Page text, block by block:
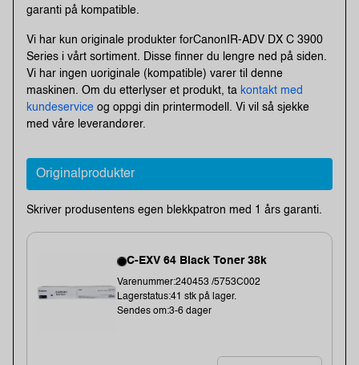
garanti på kompatible.
Vi har kun originale produkter forCanonIR-ADV DX C 3900
Series i vårt sortiment. Disse finner du lengre ned på siden.
Vi har ingen uoriginale (kompatible) varer til denne
maskinen. Om du etterlyser et produkt, ta kontakt med
kundeservice og oppgi din printermodell. Vi vil så sjekke
med våre leverandører.
Originalprodukter
Skriver produsentens egen blekkpatron med 1 års garanti.
C-EXV 64 Black Toner 38k
Varenummer:240453 /5753C002
Lagerstatus:41 stk på lager.
Sendes om:3-6 dager